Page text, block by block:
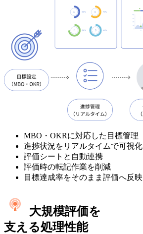
MBO・OKRに対応した目標管理
進捗状況をリアルタイムで可視化
評価シートと自動連携
評価時の転記作業を削減
目標達成率をそのまま評価へ反映
大規模評価を
支える処理性能